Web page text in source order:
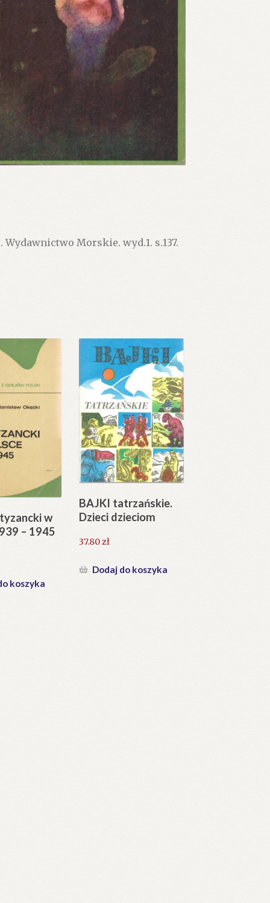
Wydawnictwo Morskie. wyd.1. s.137.
w
– 1945
koszyka
BAJKI tatrzańskie.
Dzieci dzieciom
37.80zł
Dodaj do koszyka